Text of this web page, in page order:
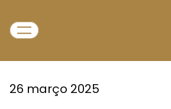
26 março 2025